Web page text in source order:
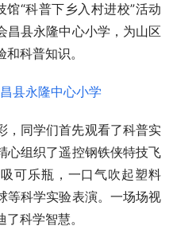
“科普下乡入村进校”活动
昌县永隆中心小学，为山区
科普知识。
，同学们首先观看了科普实
心组织了遥控钢铁侠特技飞
可乐瓶，一口气吹起塑料
等科学实验表演。一场场视
科学智慧。